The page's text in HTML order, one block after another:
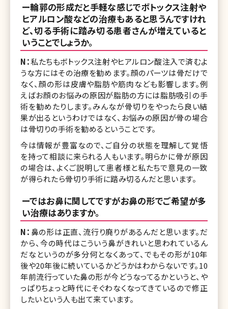
ー輪郭の形成だと手軽な感じでボトックス注射や
ヒアルロン酸などの治療もあると思うんですけれ
ど、切る手術に踏み切る患者さんが増えていると
いうことでしょうか。
N：私たちもボトックス注射やヒアルロン酸注入で済むよ
うな方にはその治療を勧めます。顔のパーツは骨だけで
なく、顔の形は皮膚や脂肪や筋肉なども影響します。例
えばお顔のお悩みの原因が脂肪の方には脂肪吸引の手
術を勧めたりします。みんなが骨切りをやったら良い結
果が出るというわけではなく、お悩みの原因が骨の場合
は骨切りの手術を勧めるということです。
今は情報が豊富なので、ご自分の状態を理解して覚悟
を持って相談に来られる人もいます。明らかに骨が原因
の場合は、よくご説明して患者様と私たちで意見の一致
が得られたら骨切り手術に踏み切るんだと思います。
ーではお鼻に関してですがお鼻の形でご希望が多
い治療はありますか。
N： 鼻の形は正直、流行り廃りがあるんだと思います。だ
から、今の時代はこういう鼻がきれいと思われているん
だなというのが多分何となくあって、でもその形が10年
後や20年後に続いているかどうかはわからないです。10
年前流行っていた鼻の形が今どうなってるかというと、や
っぱりちょっと時代にそぐわなくなってきているので修正
したいという人も出て来ています。